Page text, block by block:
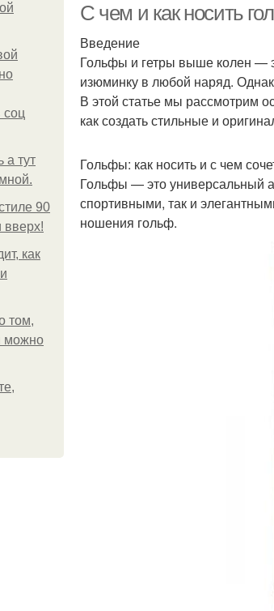
соц
а тут
90
вверх!
как
том,
можно
С чем и как носить
Введение
Гольфы и гетры выше колен —
изюминку в любой наряд.
В этой статье мы рассмотрим
как создать стильные и
Гольфы: как носить и с чем
Гольфы — это универсальный
спортивными, так и
ношения гольф.